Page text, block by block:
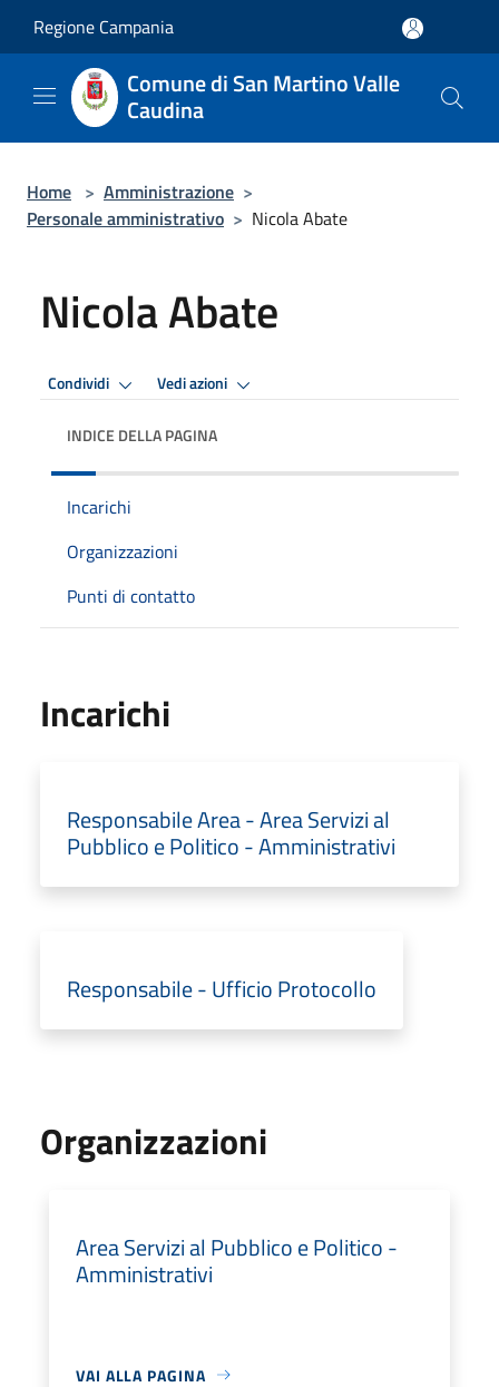
Regione Campania
Comune di San Martino Valle
Caudina
Home > Amministrazione >
Personale amministrativo > Nicola Abate
Nicola Abate
Condividi Vedi azioni
INDICE DELLA PAGINA
Incarichi
Organizzazioni
Punti di contatto
Incarichi
Responsabile Area - Area Servizi al
Pubblico e Politico - Amministrativi
Responsabile - Ufficio Protocollo
Organizzazioni
Area Servizi al Pubblico e Politico -
Amministrativi
VAI ALLA PAGINA